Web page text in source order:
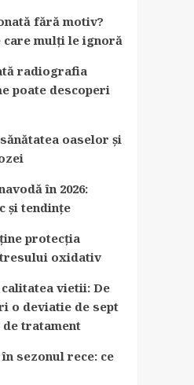
fără motiv?
care mulți le ignoră
radiografia
poate descoperi
oaselor și
în 2026:
și tendințe
protecția
oxidativ
vietii: De
o deviatie de sept
tratament
sezonul rece: ce